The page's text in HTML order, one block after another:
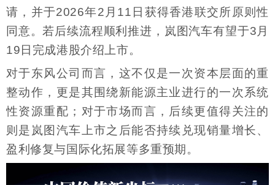
请，并于2026年2月11日获得香港联交所原则性
同意。若后续流程顺利推进，岚图汽车有望于3月
19日完成港股介绍上市。
对于东风公司而言，这不仅是一次资本层面的重
整动作，更是其围绕新能源主业进行的一次系统
性资源重配；对于市场而言，后续更值得关注的
则是岚图汽车上市之后能否持续兑现销量增长、
盈利修复与国际化拓展等多重预期。